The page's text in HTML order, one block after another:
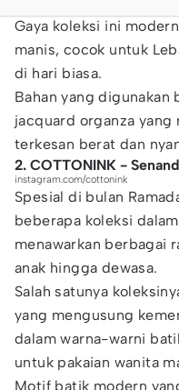
Gaya koleksi ini
manis, cocok untuk
di hari biasa.
Bahan yang
jacquard organza
terkesan berat dan
2. COTTONINK -
instagram.com/cottonink
Spesial di bulan
beberapa koleksi
menawarkan berbagai
anak hingga dewasa.
Salah satunya
yang mengusung
dalam warna-warni
untuk pakaian wanita
Motif batik modern